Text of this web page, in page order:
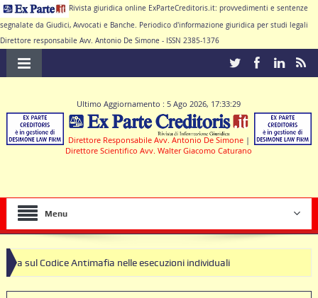
Rivista giuridica online ExParteCreditoris.it: provvedimenti e sentenze
segnalate da Giudici, Avvocati e Banche. Periodico d'informazione giuridica per studi legali
Direttore responsabile Avv. Antonio De Simone - ISSN 2385-1376
Ultimo Aggiornamento : 5 Ago 2026, 17:33:29
Direttore Responsabile Avv. Antonio De Simone |
Direttore Scientifico Avv. Walter Giacomo Caturano
Menu
Antimafia nelle esecuzioni individuali